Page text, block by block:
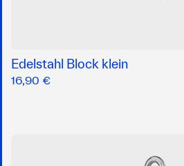
Edelstahl Block klein
16,90 €